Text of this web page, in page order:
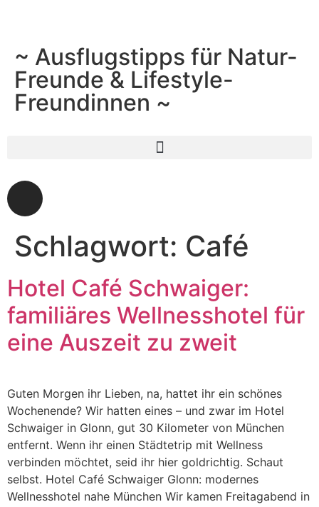
~ Ausflugstipps für Natur-
Freunde & Lifestyle-
Freundinnen ~
Schlagwort: Café
Hotel Café Schwaiger:
familiäres Wellnesshotel für
eine Auszeit zu zweit
Guten Morgen ihr Lieben, na, hattet ihr ein schönes
Wochenende? Wir hatten eines – und zwar im Hotel
Schwaiger in Glonn, gut 30 Kilometer von München
entfernt. Wenn ihr einen Städtetrip mit Wellness
verbinden möchtet, seid ihr hier goldrichtig. Schaut
selbst. Hotel Café Schwaiger Glonn: modernes
Wellnesshotel nahe München Wir kamen Freitagabend in